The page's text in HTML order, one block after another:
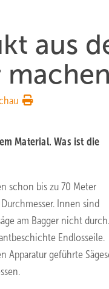
aus
Material. Was ist die
schon bis zu 70 Meter
Innen sind
am Bagger nicht durch.
Endlosseile.
geführte